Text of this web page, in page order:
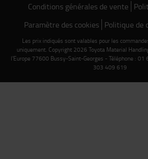
Conditions générales de vente
Paramètre des cookies Politique de
Les prix indiqués sont valables pour les
uniquement. Copyright 2026 Toyota Material
l'Europe 77600 Bussy-Saint-Georges - Téléphone :
303 409 619